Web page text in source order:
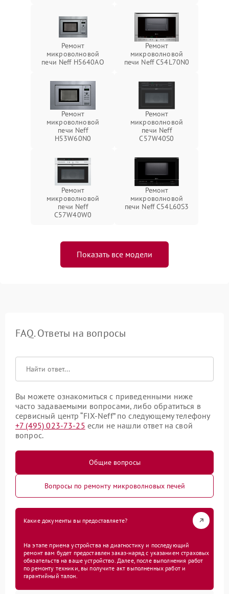
Ремонт
микроволновой
печи Neff H5640AO
Ремонт
микроволновой
печи Neff C54L70N0
Ремонт
микроволновой
печи Neff
H53W60N0
Ремонт
микроволновой
печи Neff
C57W40S0
Ремонт
микроволновой
печи Neff
C57W40W0
Ремонт
микроволновой
печи Neff C54L60S3
Показать все модели
FAQ. Ответы на вопросы
Вы можете ознакомиться с приведенными ниже
часто задаваемыми вопросами, либо обратиться в
сервисный центр “FIX-Neff” по следующему телефону
+7 (495) 023-73-25 если не нашли ответ на свой
вопрос.
Общие вопросы
Вопросы по ремонту микроволновых печей
Какие документы вы предоставляете?
На этапе приема устройства на диагностику и последующий
ремонт вам будет предоставлен заказ-наряд с указанием страховых
обязательств на ваше устройство. Далее, после выполнения работ
по ремонту техники, вы получите акт выполненных работ и
гарантийный талон.